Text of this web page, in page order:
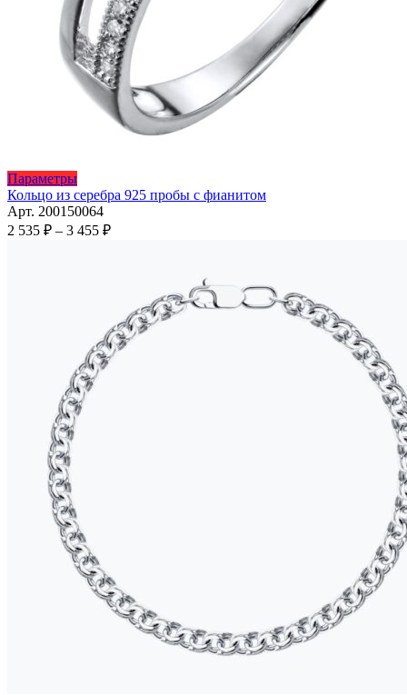
ПараметрыЭтот
товар
имеет
несколько
странице
товара.
Кольцо из серебра 925 пробы с фианитом
Арт. 200150064
2 535 ₽ – 3 455 ₽Диапазон
455 ₽